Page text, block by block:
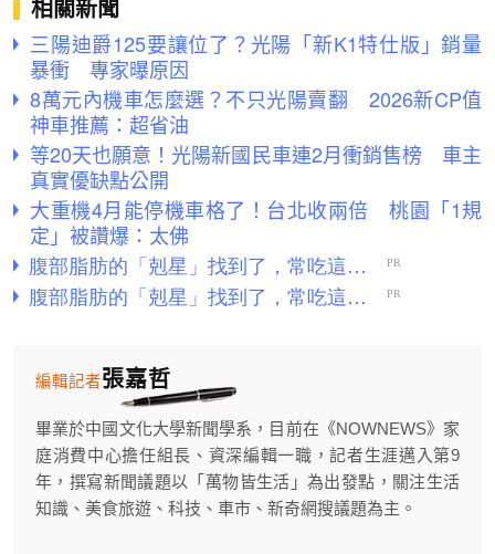
相關新聞
三陽迪爵125要讓位了？光陽「新K1特仕版」銷量
暴衝 專家曝原因
8萬元內機車怎麼選？不只光陽賣翻 2026新CP值
神車推薦：超省油
等20天也願意！光陽新國民車連2月衝銷售榜 車主
真實優缺點公開
大重機4月能停機車格了！台北收兩倍 桃園「1規
定」被讚爆：太佛
張嘉哲
編輯記者
畢業於中國文化大學新聞學系，目前在《NOWNEWS》家
庭消費中心擔任組長、資深編輯一職，記者生涯邁入第9
年，撰寫新聞議題以「萬物皆生活」為出發點，關注生活
知識、美食旅遊、科技、車市、新奇網搜議題為主。